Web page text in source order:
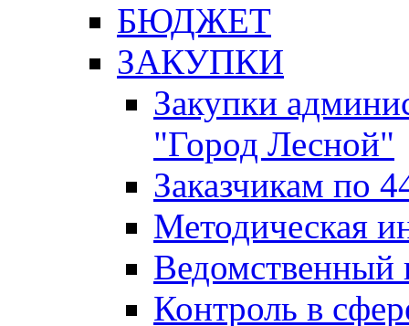
БЮДЖЕТ
ЗАКУПКИ
Закупки
"Город Лесной"
Заказчикам по
Методическая
Ведомственный
Контроль в